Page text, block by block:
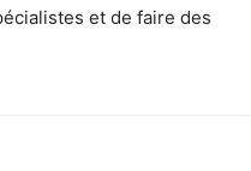
et de faire des